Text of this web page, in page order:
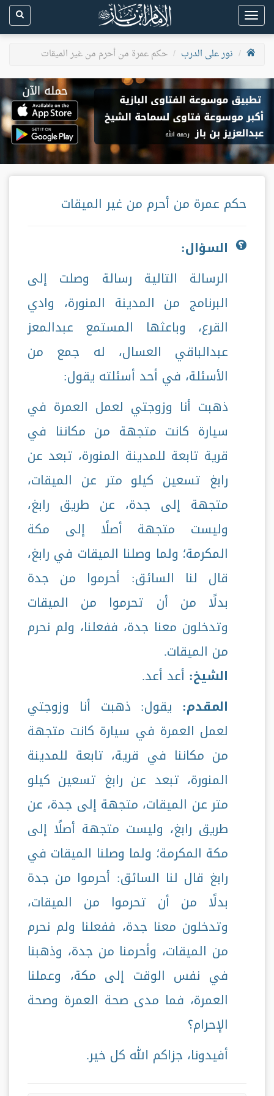
Toggle
navigation
نور على الدرب
حكم عمرة من أحرم من غير الميقات
حكم عمرة من أحرم من غير الميقات
السؤال:
الرسالة التالية رسالة وصلت إلى
البرنامج من المدينة المنورة، وادي
القرع، وباعثها المستمع عبدالمعز
عبدالباقي العسال، له جمع من
الأسئلة، في أحد أسئلته يقول:
ذهبت أنا وزوجتي لعمل العمرة في
سيارة كانت متجهة من مكاننا في
قرية تابعة للمدينة المنورة، تبعد عن
رابغ تسعين كيلو متر عن الميقات،
متجهة إلى جدة، عن طريق رابغ،
وليست متجهة أصلًا إلى مكة
المكرمة؛ ولما وصلنا الميقات في رابغ،
قال لنا السائق: أحرموا من جدة
بدلًا من أن تحرموا من الميقات
وتدخلون معنا جدة، ففعلنا، ولم نحرم
من الميقات.
الشيخ: أعد أعد.
المقدم: يقول: ذهبت أنا وزوجتي
لعمل العمرة في سيارة كانت متجهة
من مكاننا في قرية، تابعة للمدينة
المنورة، تبعد عن رابغ تسعين كيلو
متر عن الميقات، متجهة إلى جدة، عن
طريق رابغ، وليست متجهة أصلًا إلى
مكة المكرمة؛ ولما وصلنا الميقات في
رابغ قال لنا السائق: أحرموا من جدة
بدلًا من أن تحرموا من الميقات،
وتدخلون معنا جدة، ففعلنا ولم نحرم
من الميقات، وأحرمنا من جدة، وذهبنا
في نفس الوقت إلى مكة، وعملنا
العمرة، فما مدى صحة العمرة وصحة
الإحرام؟
أفيدونا، جزاكم الله كل خير.